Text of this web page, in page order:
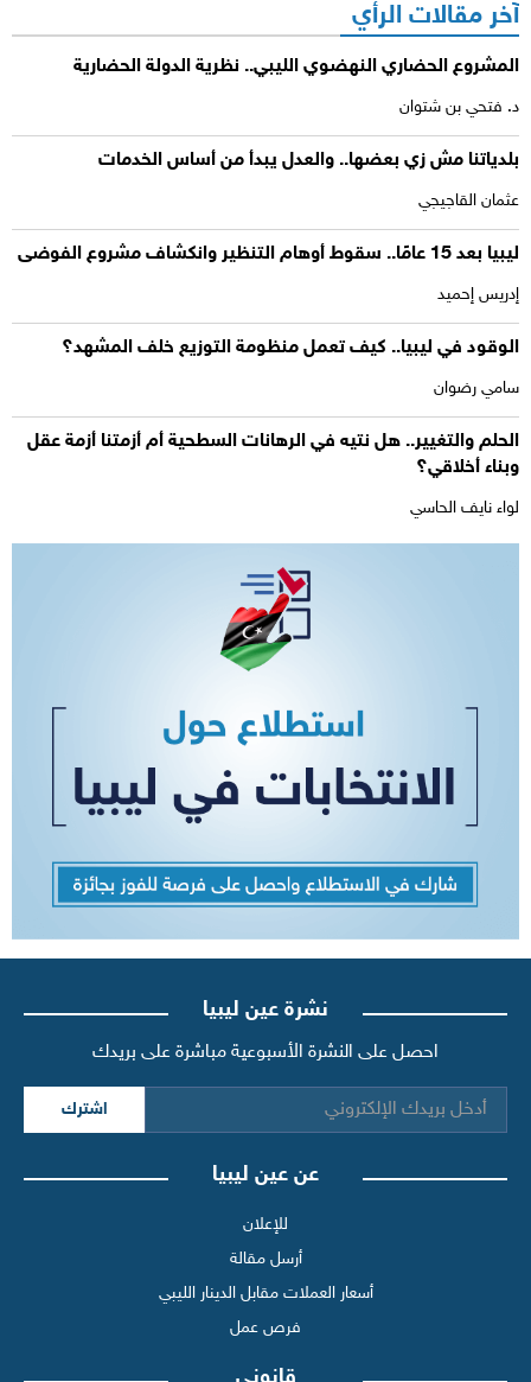
آخر مقالات الرأي
المشروع الحضاري النهضوي الليبي.. نظرية الدولة الحضارية
د. فتحي بن شتوان
بلدياتنا مش زي بعضها.. والعدل يبدأ من أساس الخدمات
عثمان القاجيجي
ليبيا بعد 15 عامًا.. سقوط أوهام التنظير وانكشاف مشروع الفوضى
إدريس إحميد
الوقود في ليبيا.. كيف تعمل منظومة التوزيع خلف المشهد؟
سامي رضوان
الحلم والتغيير.. هل نتيه في الرهانات السطحية أم أزمتنا أزمة عقل
وبناء أخلاقي؟
لواء نايف الحاسي
نشرة عين ليبيا
احصل على النشرة الأسبوعية مباشرة على بريدك
اشترك
عن عين ليبيا
للإعلان
أرسل مقالة
أسعار العملات مقابل الدينار الليبي
فرص عمل